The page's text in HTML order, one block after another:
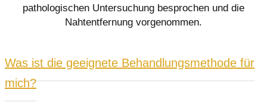
pathologischen Untersuchung besprochen und die
Nahtentfernung vorgenommen.
Was ist die geeignete Behandlungsmethode für
mich?